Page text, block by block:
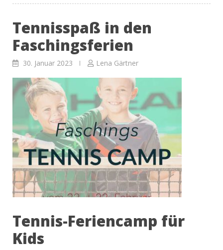
Osterferien”
Tennisspaß in den
Faschingsferien
30. Januar 2023 Lena Gärtner
Tennis-Feriencamp für
Kids